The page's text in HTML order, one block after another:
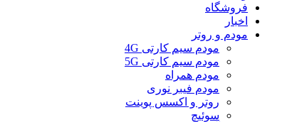
فروشگاه
اخبار
مودم و روتر
مودم سیم کارتی 4G
مودم سیم کارتی 5G
مودم همراه
مودم فیبر نوری
روتر و اکسس پوینت
سوئیچ